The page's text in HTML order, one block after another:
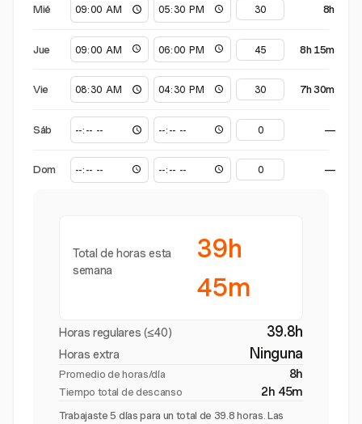
Mié 8h
Jue 8h 15m
Vie 7h 30m
Sáb —
Dom —
Total de horas esta
semana
39h
45m
Horas regulares (≤40) 39.8h
Horas extra Ninguna
Promedio de horas/día 8h
Tiempo total de descanso 2h 45m
Trabajaste 5 días para un total de 39.8 horas. Las